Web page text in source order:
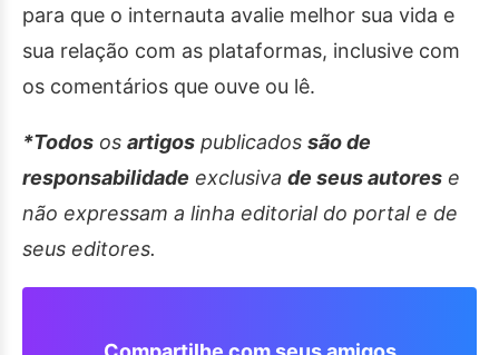
para que o internauta avalie melhor sua vida e
sua relação com as plataformas, inclusive com
os comentários que ouve ou lê.
*Todos os artigos publicados são de
responsabilidade exclusiva de seus autores e
não expressam a linha editorial do portal e de
seus editores.